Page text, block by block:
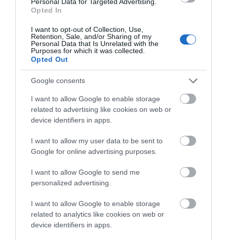
Opted In
I want to opt-out of Collection, Use,
Retention, Sale, and/or Sharing of my
Personal Data that Is Unrelated with the
Purposes for which it was collected.
Opted Out
Google consents
I want to allow Google to enable storage
related to advertising like cookies on web or
device identifiers in apps.
I want to allow my user data to be sent to
Google for online advertising purposes.
I want to allow Google to send me
personalized advertising.
I want to allow Google to enable storage
related to analytics like cookies on web or
device identifiers in apps.
Άρχισε τις διακοπές ο
Μητσοτάκης: Φαγητό και κρασί
08.08.2026 | 09:20
Συγκίνηση και βαθιά πίστη στην
Εύβοια! Τίμησαν τον Όσιο Ιωάννη
του Ρώσσο για το θαύμα της
βροχής στη φωτιά του 2021
08.08.2026 | 09:00
Εορτολόγιο: Ποιοι γιορτάζουν
08.08.2026 | 08:40
Στην ΑΑΔΕ ο
Μητσοτάκης για το
myAGRO – Τι δήλωσε
Φωτιά στη Δυτική
Αττική: Αυτά είναι τα